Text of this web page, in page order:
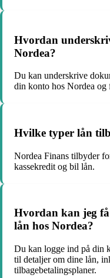
Hvordan
Nordea?
Du kan underskrive
din konto hos Nordea og
Hvilke typer lån
Nordea Finans tilbyder
kassekredit og bil lån.
Hvordan kan jeg
lån hos Nordea?
Du kan logge ind på din
til detaljer om dine lån,
tilbagebetalingsplaner.